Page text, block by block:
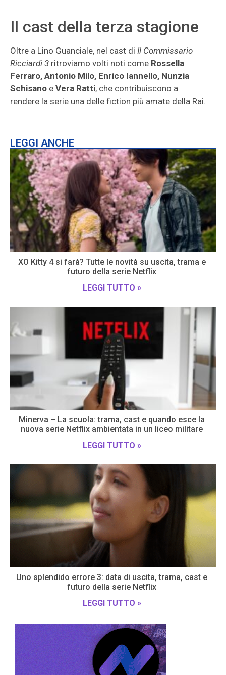
Il cast della terza stagione
Oltre a Lino Guanciale, nel cast di Il Commissario
Ricciardi 3 ritroviamo volti noti come Rossella
Ferraro, Antonio Milo, Enrico Iannello, Nunzia
Schisano e Vera Ratti, che contribuiscono a
rendere la serie una delle fiction più amate della Rai.
LEGGI ANCHE
XO Kitty 4 si farà? Tutte le novità su uscita, trama e
futuro della serie Netflix
LEGGI TUTTO »
Minerva – La scuola: trama, cast e quando esce la
nuova serie Netflix ambientata in un liceo militare
LEGGI TUTTO »
Uno splendido errore 3: data di uscita, trama, cast e
futuro della serie Netflix
LEGGI TUTTO »